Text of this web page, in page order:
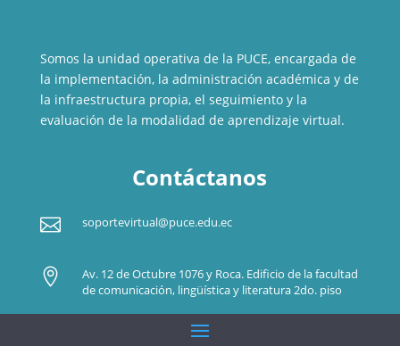
Somos la unidad operativa de la PUCE, encargada de
la implementación, la administración académica y de
la infraestructura propia, el seguimiento y la
evaluación de la modalidad de aprendizaje virtual.
Contáctanos
 soportevirtual@puce.edu.ec

Av. 12 de Octubre 1076 y Roca. Edificio de la facultad
de comunicación, lingüística y literatura 2do. piso